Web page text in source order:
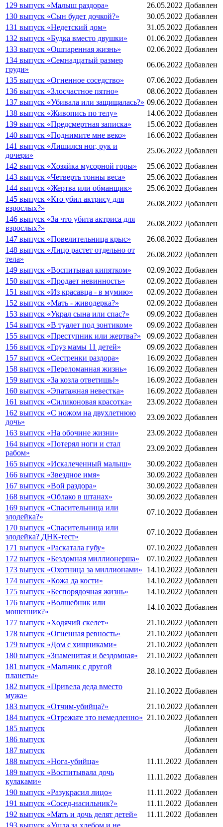
129 выпуск «Малыш раздора»
26.05.2022 Добавлен
130 выпуск «Сын будет дочкой?»
30.05.2022 Добавлен
131 выпуск «Недетский дом»
31.05.2022 Добавлен
132 выпуск «Будка вместо двушки»
01.06.2022 Добавлен
133 выпуск «Ошпаренная жизнь»
02.06.2022 Добавлен
134 выпуск «Семнадцатый размер
груди»
06.06.2022 Добавлен
135 выпуск «Огненное соседство»
07.06.2022 Добавлен
136 выпуск «Злосчастное пятно»
08.06.2022 Добавлен
137 выпуск «Убивала или защищалась?» 09.06.2022 Добавлен
138 выпуск «Живопись по телу»
14.06.2022 Добавлен
139 выпуск «Предсмертная записка»
15.06.2022 Добавлен
140 выпуск «Поднимите мне веко»
16.06.2022 Добавлен
141 выпуск «Лишился ног, рук и
дочери»
25.06.2022 Добавлен
142 выпуск «Хозяйка мусорной горы»
25.06.2022 Добавлен
143 выпуск «Четверть тонны веса»
25.06.2022 Добавлен
144 выпуск «Жертва или обманщик»
25.06.2022 Добавлен
145 выпуск «Кто убил актрису для
взрослых?»
26.08.2022 Добавлен
146 выпуск «За что убита актриса для
взрослых?»
26.08.2022 Добавлен
147 выпуск «Повелительница крыс»
26.08.2022 Добавлен
148 выпуск «Лицо растет отдельно от
тела»
26.08.2022 Добавлен
149 выпуск «Воспитывал кипятком»
02.09.2022 Добавлен
150 выпуск «Продает невинность»
02.09.2022 Добавлен
151 выпуск «Из красавца - в мумию»
02.09.2022 Добавлен
152 выпуск «Мать - живодерка?»
02.09.2022 Добавлен
153 выпуск «Украл сына или спас?»
09.09.2022 Добавлен
154 выпуск «В туалет под зонтиком»
09.09.2022 Добавлен
155 выпуск «Преступник или жертва?»
09.09.2022 Добавлен
156 выпуск «Груз мамы 11 детей»
09.09.2022 Добавлен
157 выпуск «Сестренки раздора»
16.09.2022 Добавлен
158 выпуск «Переломанная жизнь»
16.09.2022 Добавлен
159 выпуск «За козла ответишь!»
16.09.2022 Добавлен
160 выпуск «Эпатажная невестка»
16.09.2022 Добавлен
161 выпуск «Силиконовая красотка»
23.09.2022 Добавлен
162 выпуск «С ножом на двухлетнюю
дочь»
23.09.2022 Добавлен
163 выпуск «На обочине жизни»
23.09.2022 Добавлен
164 выпуск «Потерял ноги и стал
рабом»
23.09.2022 Добавлен
165 выпуск «Искалеченный малыш»
30.09.2022 Добавлен
166 выпуск «Звездное имя»
30.09.2022 Добавлен
167 выпуск «Вой раздора»
30.09.2022 Добавлен
168 выпуск «Облако в штанах»
30.09.2022 Добавлен
169 выпуск «Спасительница или
злодейка?»
07.10.2022 Добавлен
170 выпуск «Спасительница или
злодейка? ДНК-тест»
07.10.2022 Добавлен
171 выпуск «Раскатала губу»
07.10.2022 Добавлен
172 выпуск «Бездомная миллионерша»
07.10.2022 Добавлен
173 выпуск «Охотница за миллионами»
14.10.2022 Добавлен
174 выпуск «Кожа да кости»
14.10.2022 Добавлен
175 выпуск «Беспорядочная жизнь»
14.10.2022 Добавлен
176 выпуск «Волшебник или
мошенник?»
14.10.2022 Добавлен
177 выпуск «Ходячий скелет»
21.10.2022 Добавлен
178 выпуск «Огненная ревность»
21.10.2022 Добавлен
179 выпуск «Дом с хищниками»
21.10.2022 Добавлен
180 выпуск «Знаменитая и бездомная»
21.10.2022 Добавлен
181 выпуск «Мальчик с другой
планеты»
28.10.2022 Добавлен
182 выпуск «Привела деда вместо
мужа»
21.10.2022 Добавлен
183 выпуск «Отчим-убийца?»
21.10.2022 Добавлен
184 выпуск «Отрежьте это немедленно» 21.10.2022 Добавлен
185 выпуск
Добавлен
186 выпуск
Добавлен
187 выпуск
Добавлен
188 выпуск «Нога-убийца»
11.11.2022 Добавлен
189 выпуск «Воспитывала дочь
кулаками»
11.11.2022 Добавлен
190 выпуск «Разукрасил лицо»
11.11.2022 Добавлен
191 выпуск «Сосед-насильник?»
11.11.2022 Добавлен
192 выпуск «Мать и дочь делят детей»
11.11.2022 Добавлен
193 выпуск «Ушла за хлебом и не